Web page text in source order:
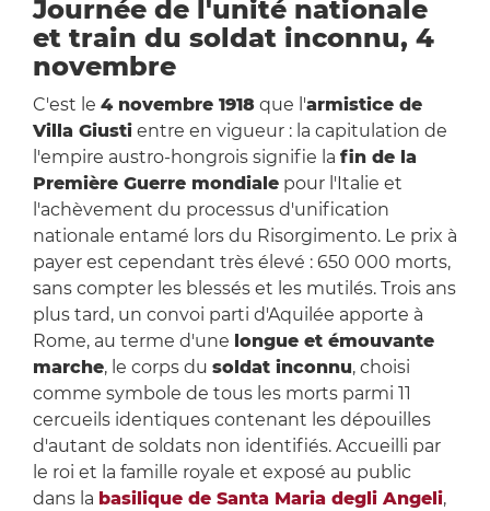
Journée de l'unité nationale
et train du soldat inconnu, 4
novembre
C'est le 4 novembre 1918que l'armistice de
Villa Giustientre en vigueur : la capitulation de
l'empire austro-hongrois signifie la fin de la
Première Guerre mondialepour l'Italie et
l'achèvement du processus d'unification
nationale entamé lors du Risorgimento. Le prix à
payer est cependant très élevé : 650 000 morts,
sans compter les blessés et les mutilés. Trois ans
plus tard, un convoi parti d'Aquilée apporte à
Rome, au terme d'une longue et émouvante
marche, le corps du soldat inconnu, choisi
comme symbole de tous les morts parmi 11
cercueils identiques contenant les dépouilles
d'autant de soldats non identifiés. Accueilli par
le roi et la famille royale et exposé au public
dans la basilique de Santa Maria degli Angeli,